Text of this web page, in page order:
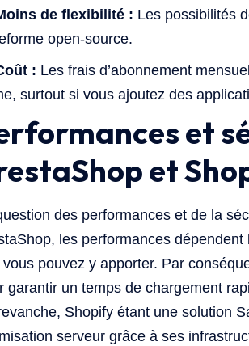
de flexibilité : Les possibilités
open-source.
: Les frais d’abonnement
surtout si vous ajoutez des
et
et
des performances et de la
les performances
pouvez y apporter. Par
garantir un temps de chargement
Shopify étant une solution
serveur grâce à ses